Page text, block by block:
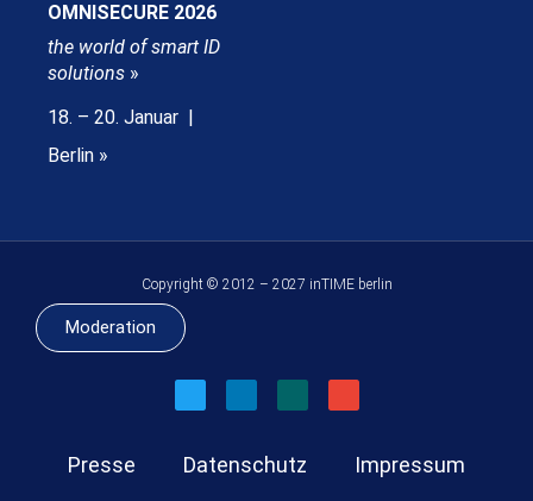
OMNISECURE 2026
the world of smart ID
solutions »
18. – 20. Januar |
Berlin »
Copyright © 2012 – 2027 inTIME berlin
Moderation
Presse Datenschutz Impressum